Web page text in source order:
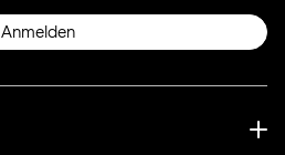
Anmelden